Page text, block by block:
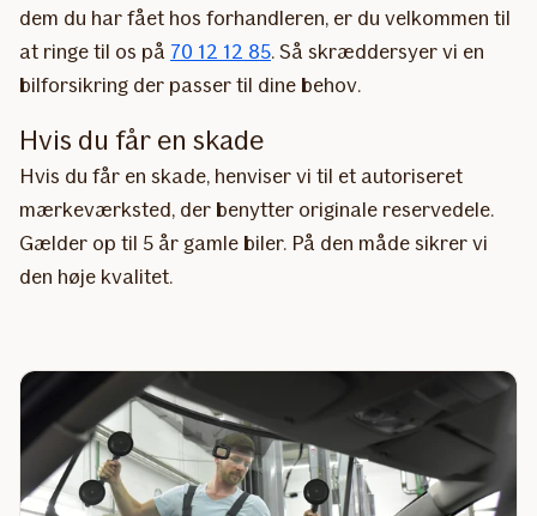
dem du har fået hos forhandleren, er du velkommen til
at ringe til os på 70 12 12 85. Så skræddersyer vi en
bilforsikring der passer til dine behov.
Hvis du får en skade
Hvis du får en skade, henviser vi til et autoriseret
mærkeværksted, der benytter originale reservedele.
Gælder op til 5 år gamle biler. På den måde sikrer vi
den høje kvalitet.​​​​​​​​​​​​​​​​​​​​​​​​​​​​​​​​​​​​​​​​​​​​​​​​​​​​​​​​​​​​​​​​​​​​​​​​​​​​​​​​​​​​​​​​​​​​​​​​​​​​​​​​​​​​​​​​​​​​​​​​​​​​​​​​​​​​​​​​​​​​​​​​​​​​​​​​​​​​​​